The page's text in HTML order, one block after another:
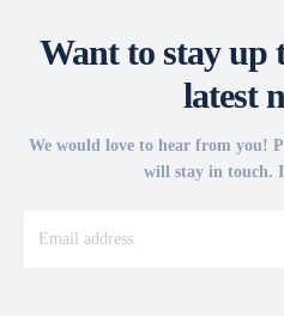
Want to stay up
latest
We would love to hear from you!
will stay in touch.